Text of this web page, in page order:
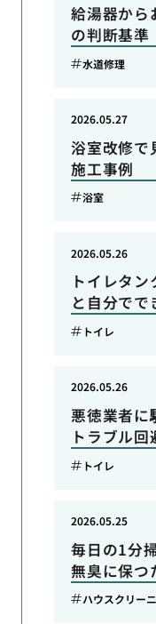
給湯器から
の判断基準
水道修理
浴室改修で
施工事例
2026.05.27
浴室
トイレタ
と自分でで
2026.05.26
トイレ
悪徳業者に
トラブル回
2026.05.26
トイレ
毎日の1分
無臭に保つ
2026.05.25
ハウスクリー